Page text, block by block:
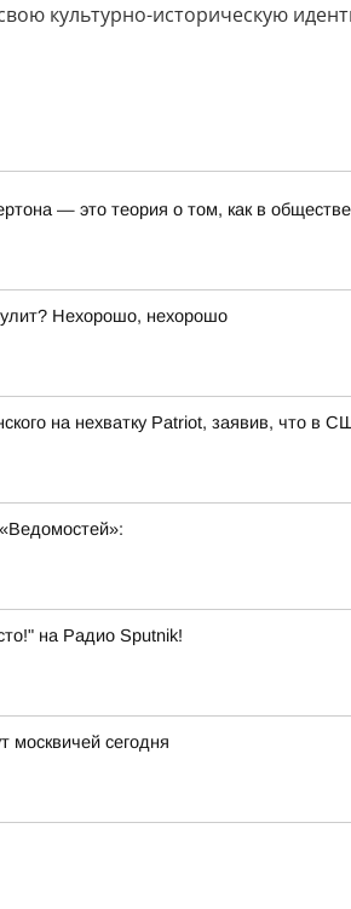
культурно-историческую
— это теория о том, как в
Нехорошо, нехорошо
на нехватку Patriot, заявив, что в
на Радио Sputnik!
москвичей сегодня